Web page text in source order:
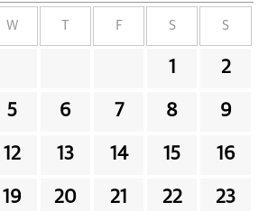
W F S S
1 2
5 6 7 8 9
12 13 14 15 16
19 20 21 22 23